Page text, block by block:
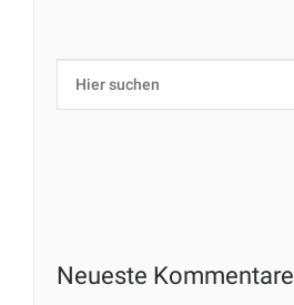
Neueste Kommentare